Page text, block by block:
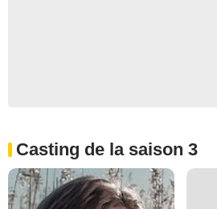
Casting de la saison 3